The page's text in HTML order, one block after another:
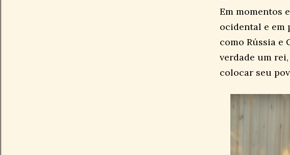
Em momentos
ocidental e em
como Rússia e
verdade um
colocar seu